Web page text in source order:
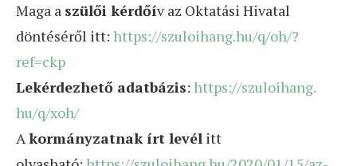
Maga a szülői kérdőív az Oktatási Hivatal
döntéséről itt: https://szuloihang.hu/q/oh/?
ref=ckp
Lekérdezhető adatbázis: https://szuloihang.
hu/q/xoh/
Akormányzatnak írt levél itt